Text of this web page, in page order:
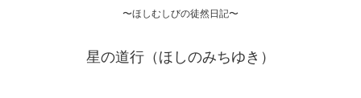
〜ほしむしびの徒然日記〜
星の道行（ほしのみちゆき）